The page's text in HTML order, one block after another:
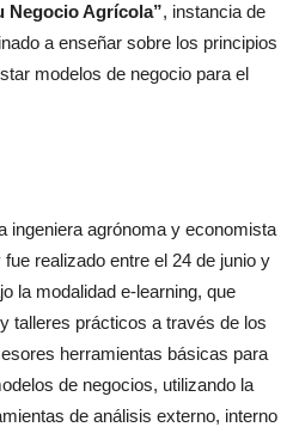
Agrícola”, instancia de
a enseñar sobre los principios
modelos de negocio para el
ingeniera agrónoma y economista
realizado entre el 24 de junio y
la modalidad e-learning, que
talleres prácticos a través de los
herramientas básicas para
de negocios, utilizando la
de análisis externo, interno